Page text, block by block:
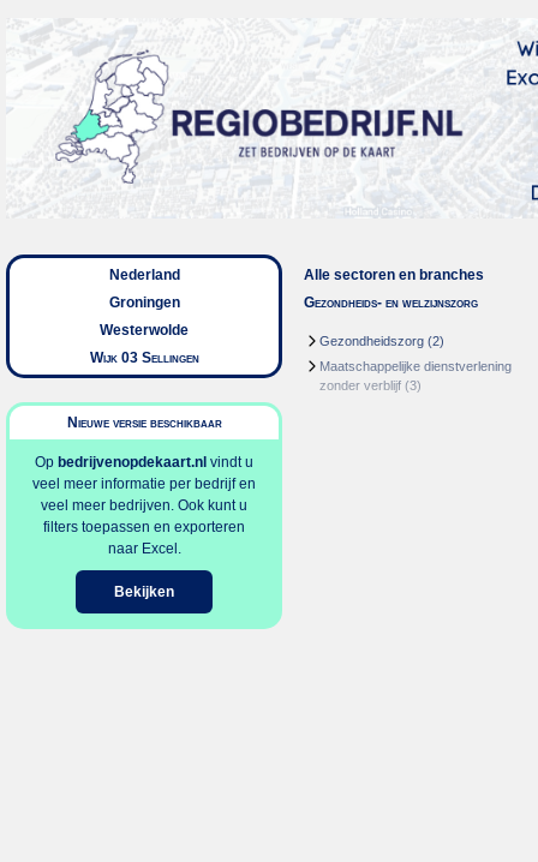
Nederland
Groningen
Westerwolde
Wijk 03 Sellingen
Nieuwe versie beschikbaar
Op bedrijvenopdekaart.nl vindt u
veel meer informatie per bedrijf en
veel meer bedrijven. Ook kunt u
filters toepassen en exporteren
naar Excel.
Bekijken
Alle sectoren en branches
Gezondheids- en welzijnszorg
Gezondheidszorg (2)
Maatschappelijke dienstverlening
zonder verblijf (3)